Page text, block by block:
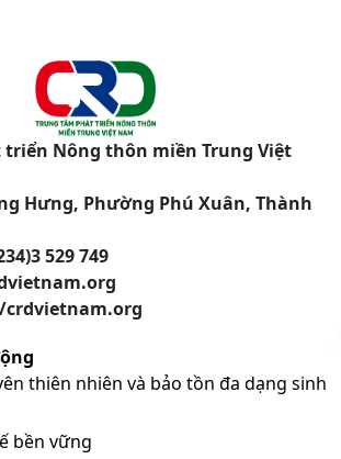
Nông thôn miền Trung Việt
Hưng, Phường Phú Xuân, Thành
529 749
thiên nhiên và bảo tồn đa dạng sinh
bền vững